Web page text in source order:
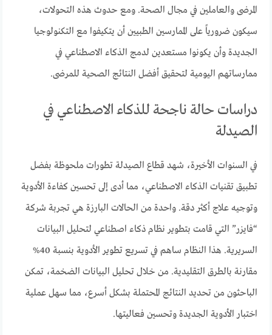
المرضى والعاملين في مجال الصحة. ومع حدوث هذه التحولات،
سيكون ضرورياً على الممارسين الطبيين أن يتكيفوا مع التكنولوجيا
الجديدة وأن يكونوا مستعدين لدمج الذكاء الاصطناعي في
ممارساتهم اليومية لتحقيق أفضل النتائج الصحية للمرضى.
دراسات حالة ناجحة للذكاء الاصطناعي في
الصيدلة
في السنوات الأخيرة، شهد قطاع الصيدلة تطورات ملحوظة بفضل
تطبيق تقنيات الذكاء الاصطناعي، مما أدى إلى تحسين كفاءة الأدوية
وتوجيه علاج أكثر دقة. واحدة من الحالات البارزة هي تجربة شركة
“فايزر” التي قامت بتطوير نظام ذكاء اصطناعي لتحليل البيانات
السريرية. هذا النظام ساهم في تسريع تطوير الأدوية بنسبة 40%
مقارنة بالطرق التقليدية. من خلال تحليل البيانات الضخمة، تمكن
الباحثون من تحديد النتائج المحتملة بشكل أسرع، مما سهل عملية
اختبار الأدوية الجديدة وتحسين فعاليتها.